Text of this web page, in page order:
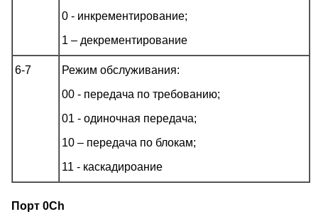
0 - инкрементирование;
1 – декрементирование
6-7
Режим обслуживания:
00 - передача по требованию;
01 - одиночная передача;
10 – передача по блокам;
11 - каскадироание
Порт 0Ch